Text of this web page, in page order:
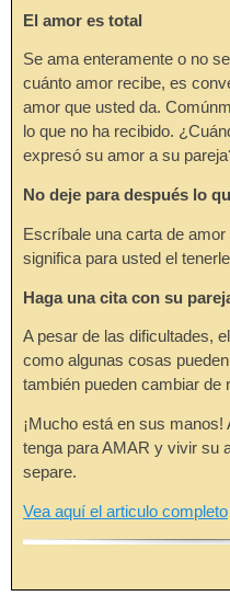
El amor es total
Se ama enteramente o no
cuánto amor recibe, es
amor que usted da.
lo que no ha recibido.
expresó su amor a su
No deje para después lo
Escríbale una carta de
significa para usted el
Haga una cita con su
A pesar de las dificultades,
como algunas cosas
también pueden cambiar de
¡Mucho está en sus
tenga para AMAR y vivir su
separe.
Vea aquí el articulo completo